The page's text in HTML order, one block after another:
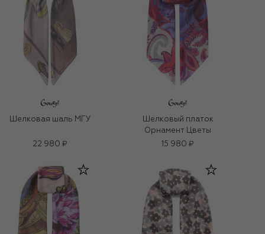
Шелковая шаль МГУ
22 980 ₽
Шелковый платок
Орнамент Цветы
15 980 ₽